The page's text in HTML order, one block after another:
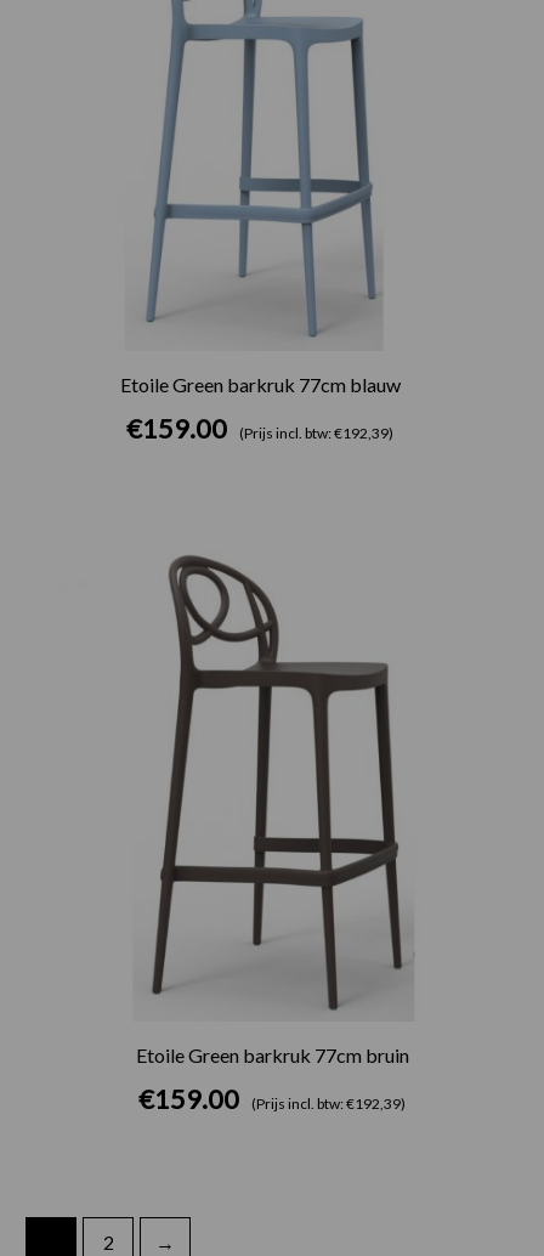
Etoile Green barkruk 77cm blauw
€159.00 (Prijs incl. btw: €192,39)
Etoile Green barkruk 77cm bruin
€159.00 (Prijs incl. btw: €192,39)
2 →